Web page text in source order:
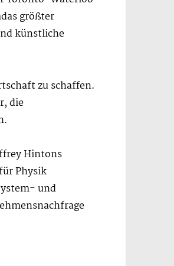
größter
künstliche
zu schaffen.
die
Hintons
Physik
und